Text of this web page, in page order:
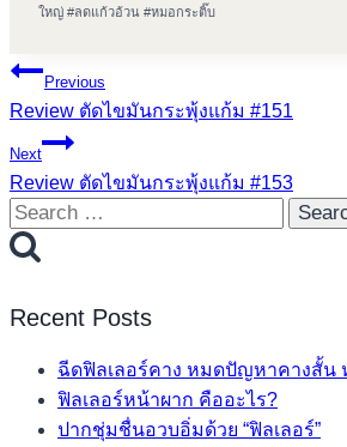
ใหญ่ #ลดแก้วอ้วน #หมอกระติ๊บ
Post
navigation
Previous
Review ตัดไขมันกระพุ้งแก้ม #151
Next
Review ตัดไขมันกระพุ้งแก้ม #153
Search
for:
Recent Posts
ฉีดฟิลเลอร์คาง หมดปัญหาคางสั้น
ฟิลเลอร์หน้าผาก คืออะไร?
ปากชุ่มชื่นอวบอิ่มด้วย “ฟิลเลอร์”